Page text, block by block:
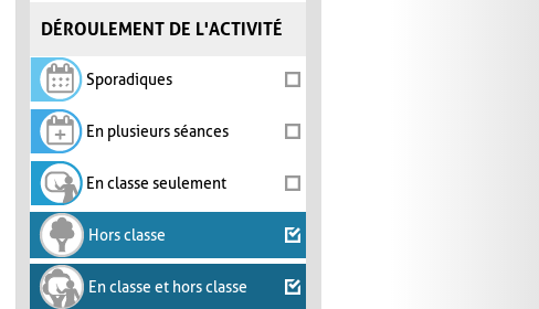
DÉROULEMENT DE L'ACTIVITÉ
Sporadiques
En plusieurs séances
En classe seulement
Hors classe
En classe et hors classe